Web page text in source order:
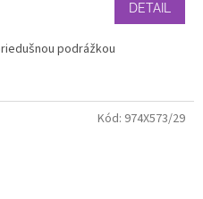
DETAIL
podrážkou
Kód: 974X573/29